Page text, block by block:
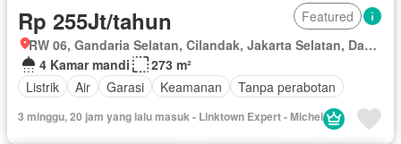
Rp 255Jt/tahun
Featured
RW 06, Gandaria Selatan, Cilandak, Jakarta Selatan, Daerah Khusus Ibukota Jakarta
4 Kamar mandi
273 m²
Listrik
Air Garasi Keamanan Tanpa perabotan
3 minggu, 20 jam yang lalu masuk - Linktown Expert - Michel